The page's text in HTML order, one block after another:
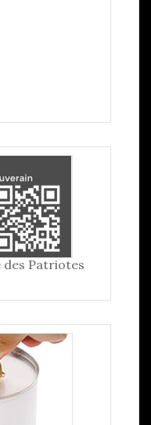
des Patriotes